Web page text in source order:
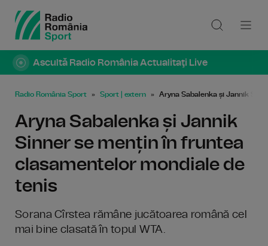
Ascultă Radio România Actualitaţi Live
Radio România Sport Sport | extern Aryna Sabalenka și Jannik
Aryna Sabalenka și Jannik
Sinner se mențin în fruntea
clasamentelor mondiale de
tenis
Sorana Cîrstea rămâne jucătoarea română cel
mai bine clasată în topul WTA.